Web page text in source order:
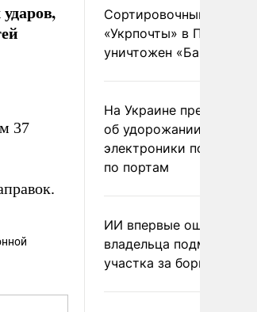
37
Сортировочный пункт
«Укрпочты» в
уничтожен
На Украине
об удорожании
электроники после
по портам
ИИ впервые
владельца
участка за борщевик